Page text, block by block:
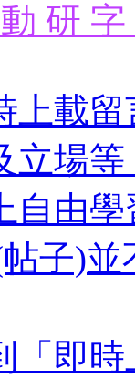
研
上載
立場
自由
子)
「即